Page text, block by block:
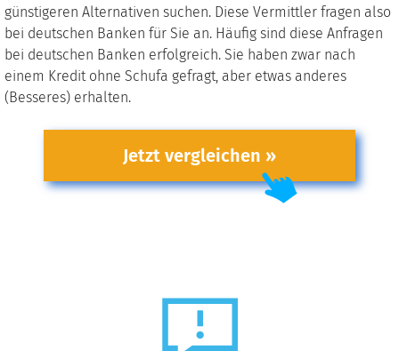
günstigeren Alternativen suchen. Diese Vermittler fragen also
bei deutschen Banken für Sie an. Häufig sind diese Anfragen
bei deutschen Banken erfolgreich. Sie haben zwar nach
einem Kredit ohne Schufa gefragt, aber etwas anderes
(Besseres) erhalten.
Jetzt vergleichen »